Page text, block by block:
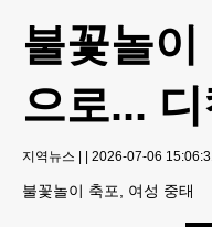
불꽃놀
으로...
지역뉴스 | | 2026-07-06
불꽃놀이 축포, 여성 중태